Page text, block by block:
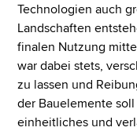
Technologien auch
Landschaften
finalen Nutzung
war dabei stets,
zu lassen und
der Bauelemente
einheitliches und